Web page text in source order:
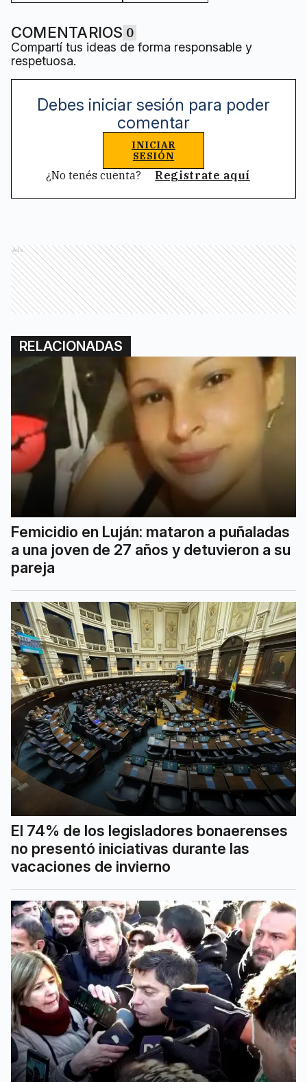
COMENTARIOS 0
Compartí tus ideas de forma responsable y
respetuosa.
Debes iniciar sesión para poder
comentar
INICIAR
SESIÓN
¿No tenés cuenta? Registrate aquí
Ads
RELACIONADAS
Femicidio en Luján: mataron a puñaladas
a una joven de 27 años y detuvieron a su
pareja
El 74% de los legisladores bonaerenses
no presentó iniciativas durante las
vacaciones de invierno